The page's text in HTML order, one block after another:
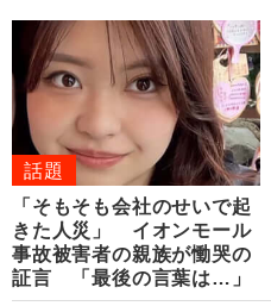
話題
「そもそも会社のせいで起
きた人災」 イオンモール
事故被害者の親族が慟哭の
証言 「最後の言葉は…」